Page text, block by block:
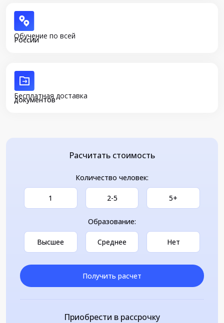
Обучение по всей
России
Бесплатная доставка
документов
Расчитать стоимость
Количество человек:
1 2-5 5+
Образование:
Высшее Среднее Нет
Получить расчет
Приобрести в рассрочку